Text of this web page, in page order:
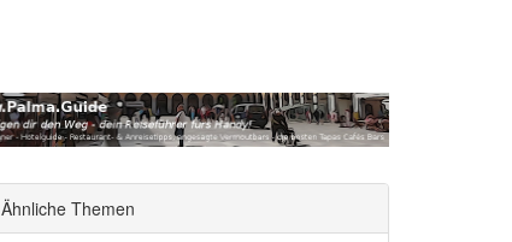
Ähnliche Themen